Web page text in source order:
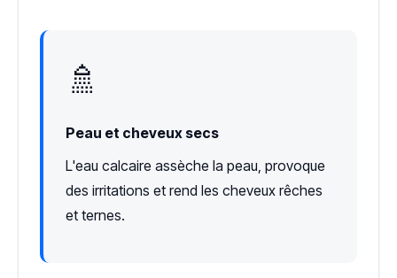
🚿
Peau et cheveux secs
L'eau calcaire assèche la peau, provoque
des irritations et rend les cheveux rêches
et ternes.